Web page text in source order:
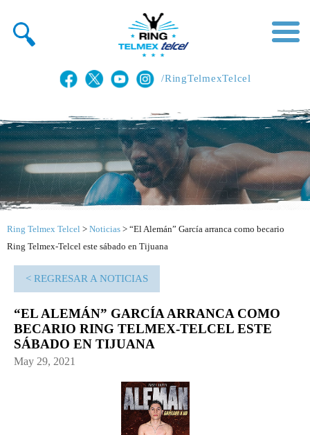
/RingTelmexTelcel
Ring Telmex Telcel > Noticias > “El Alemán” García arranca como becario
Ring Telmex-Telcel este sábado en Tijuana
< REGRESAR A NOTICIAS
“EL ALEMÁN” GARCÍA ARRANCA COMO
BECARIO RING TELMEX-TELCEL ESTE
SÁBADO EN TIJUANA
May 29, 2021